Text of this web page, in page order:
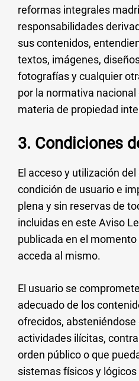
reformas integrales
responsabilidades
sus contenidos,
textos, imágenes,
fotografías y cualquier
por la normativa
materia de propiedad
3. Condiciones
El acceso y utilización
condición de usuario e
plena y sin reservas de
incluidas en este Aviso
publicada en el
acceda al mismo.
El usuario se
adecuado de los
ofrecidos,
actividades ilícitas,
orden público o que
sistemas físicos y